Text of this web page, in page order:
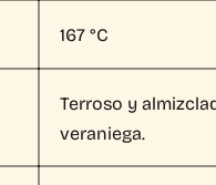
167 °C
Terroso y
veraniega.